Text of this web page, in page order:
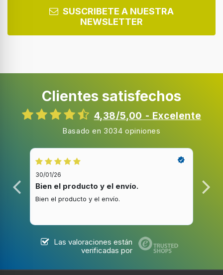
Bloqueo para niños
Tipo de visualizador
Medio de refrigeración
R600a
Peso del medio refrigerante
Desempeño
323 L
SUSCRIBETE A NUESTRA
NEWSLETTER
Clientes satisfechos
4,38/5,00 - Excelente
Basado en 3034 opiniones
30/01/26
Bien el producto y el envío.
Bien el producto y el envío.
Las valoraciones están
verificadas por